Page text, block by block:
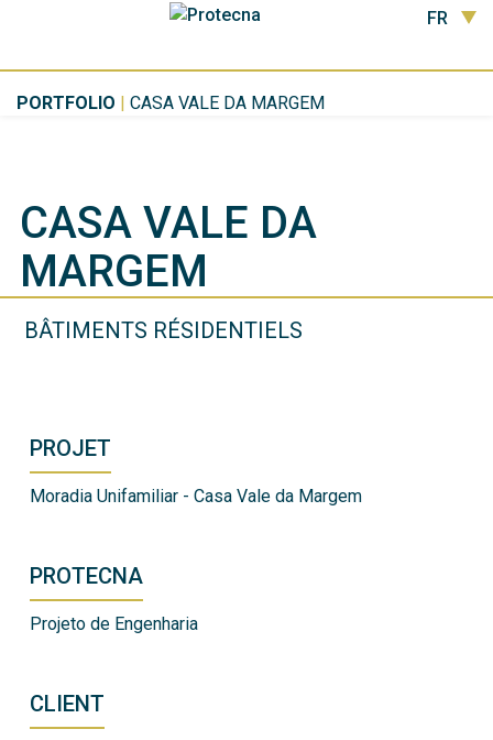
FR
PORTFOLIO | CASA VALE DA MARGEM
CASA VALE DA
MARGEM
BÂTIMENTS RÉSIDENTIELS
PROJET
Moradia Unifamiliar - Casa Vale da Margem
PROTECNA
Projeto de Engenharia
CLIENT